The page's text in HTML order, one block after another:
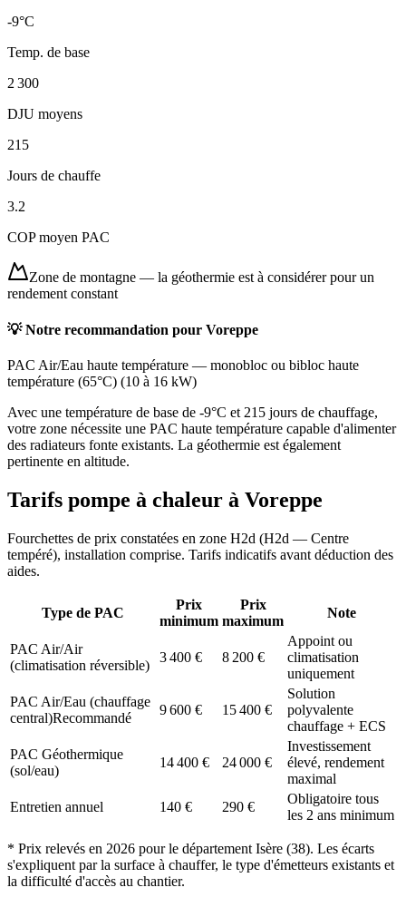
-9°C
Temp. de base
2 300
DJU moyens
215
Jours de chauffe
3.2
COP moyen PAC
Zone de montagne — la géothermie est à considérer pour un
rendement constant
💡 Notre recommandation pour Voreppe
PAC Air/Eau haute température — monobloc ou bibloc haute
température (65°C) (10 à 16 kW)
Avec une température de base de -9°C et 215 jours de chauffage,
votre zone nécessite une PAC haute température capable d'alimenter
des radiateurs fonte existants. La géothermie est également
pertinente en altitude.
Tarifs pompe à chaleur à Voreppe
Fourchettes de prix constatées en zone H2d (H2d — Centre
tempéré), installation comprise. Tarifs indicatifs avant déduction des
aides.
Type de PAC
Prix
minimum
Prix
maximum
Note
PAC Air/Air
(climatisation réversible)
3 400 € 8 200 €
Appoint ou
climatisation
uniquement
PAC Air/Eau (chauffage
central)Recommandé
9 600 € 15 400 €
Solution
polyvalente
chauffage + ECS
PAC Géothermique
(sol/eau)
14 400 € 24 000 €
Investissement
élevé, rendement
maximal
Entretien annuel
140 € 290 €
Obligatoire tous
les 2 ans minimum
* Prix relevés en 2026 pour le département Isère (38). Les écarts
s'expliquent par la surface à chauffer, le type d'émetteurs existants et
la difficulté d'accès au chantier.